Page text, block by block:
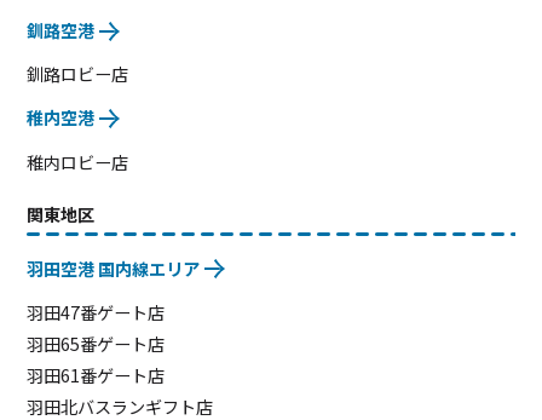
釧路空港
釧路ロビー店
稚内空港
稚内ロビー店
関東地区
羽田空港 国内線エリア
羽田47番ゲート店
羽田65番ゲート店
羽田61番ゲート店
羽田北バスランギフト店